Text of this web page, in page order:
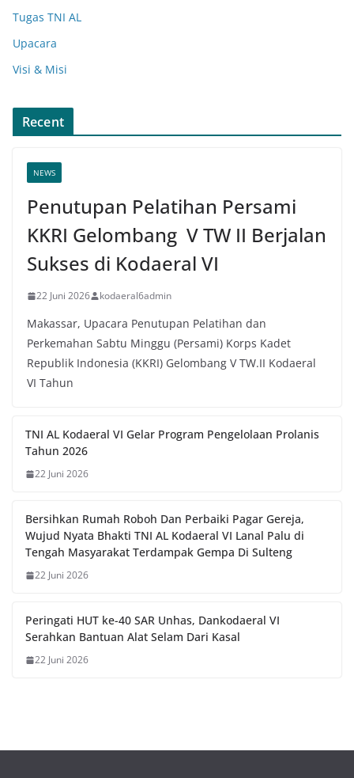
Tugas TNI AL
Upacara
Visi & Misi
Recent
NEWS
Penutupan Pelatihan Persami
KKRI Gelombang V TW II Berjalan
Sukses di Kodaeral VI
22 Juni 2026 kodaeral6admin
Makassar, Upacara Penutupan Pelatihan dan
Perkemahan Sabtu Minggu (Persami) Korps Kadet
Republik Indonesia (KKRI) Gelombang V TW.II Kodaeral
VI Tahun
TNI AL Kodaeral VI Gelar Program Pengelolaan Prolanis
Tahun 2026
22 Juni 2026
Bersihkan Rumah Roboh Dan Perbaiki Pagar Gereja,
Wujud Nyata Bhakti TNI AL Kodaeral VI Lanal Palu di
Tengah Masyarakat Terdampak Gempa Di Sulteng
22 Juni 2026
Peringati HUT ke-40 SAR Unhas, Dankodaeral VI
Serahkan Bantuan Alat Selam Dari Kasal
22 Juni 2026